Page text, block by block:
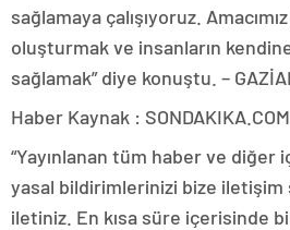
sağlamaya çalışıyoruz.
oluşturmak ve insanların
sağlamak” diye konuştu. –
Haber Kaynak : SONDAKIKA.COM
“Yayınlanan tüm haber ve diğer
yasal bildirimlerinizi bize iletişim
iletiniz. En kısa süre içerisinde